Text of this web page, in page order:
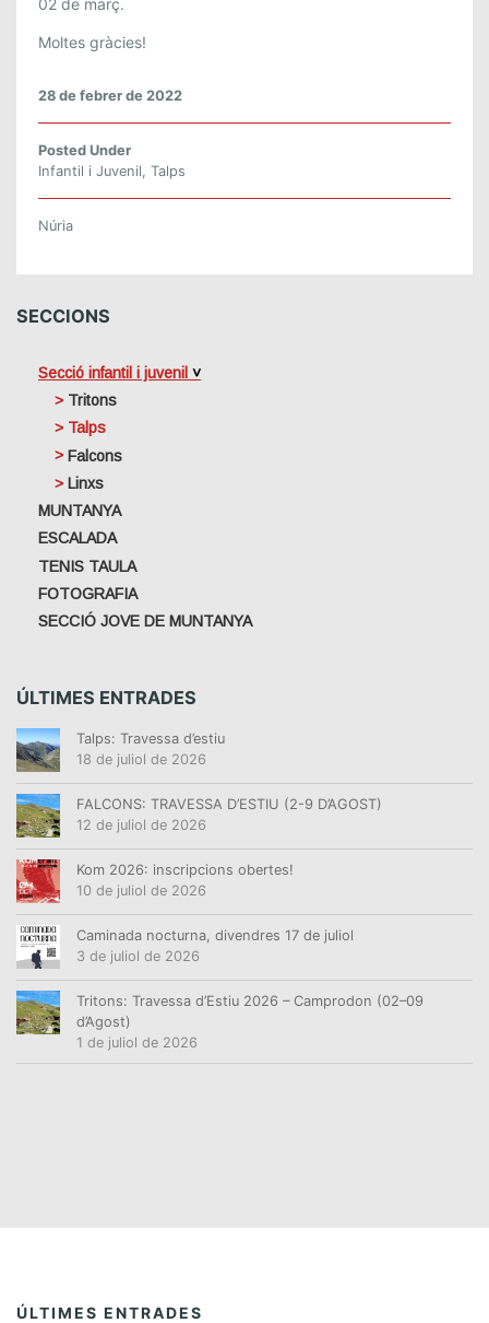
Moltes gràcies!
28 de febrer de 2022
Posted Under
Infantil i Juvenil, Talps
Núria
SECCIONS
Secció infantil i juvenil
Tritons
Talps
Falcons
Linxs
MUNTANYA
ESCALADA
TENIS TAULA
FOTOGRAFIA
SECCIÓ JOVE DE MUNTANYA
ÚLTIMES ENTRADES
Talps: Travessa d’estiu
18 de juliol de 2026
FALCONS: TRAVESSA D’ESTIU (2-9 D’AGOST)
12 de juliol de 2026
Kom 2026: inscripcions obertes!
10 de juliol de 2026
Caminada nocturna, divendres 17 de juliol
3 de juliol de 2026
Tritons: Travessa d’Estiu 2026 – Camprodon (02–09
d’Agost)
1 de juliol de 2026
ÚLTIMES ENTRADES